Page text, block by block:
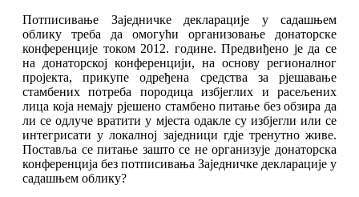
Потписивање Заједничке декларације у садашњем
облику треба да омогући организовање донаторске
конференције током 2012. године. Предвиђено је да се
на донаторској конференцији, на основу регионалног
пројекта, прикупе одређена средства за рјешавање
стамбених потреба породица избјеглих и расељених
лица која немају рјешено стамбено питање без обзира да
ли се одлуче вратити у мјеста одакле су избјегли или се
интегрисати у локалној заједници гдје тренутно живе.
Поставља се питање зашто се не организује донаторска
конференција без потписивања Заједничке декларације у
садашњем облику?